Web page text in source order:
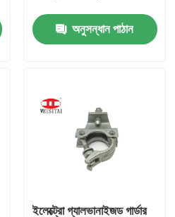
অনুসন্ধান পাঠান
ইলেক্ট্রো গ্যালভানাইজড গার্ডার